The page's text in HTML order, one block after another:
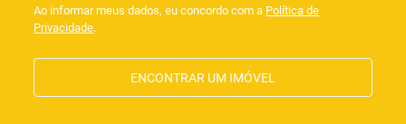
Ao informar meus dados, eu concordo com a Política de
Privacidade.
ENCONTRAR UM IMÓVEL